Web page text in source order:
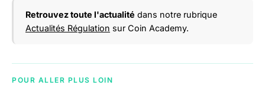
Retrouvez toute l'actualité dans notre rubrique
Actualités Régulation sur Coin Academy.
POUR ALLER PLUS LOIN